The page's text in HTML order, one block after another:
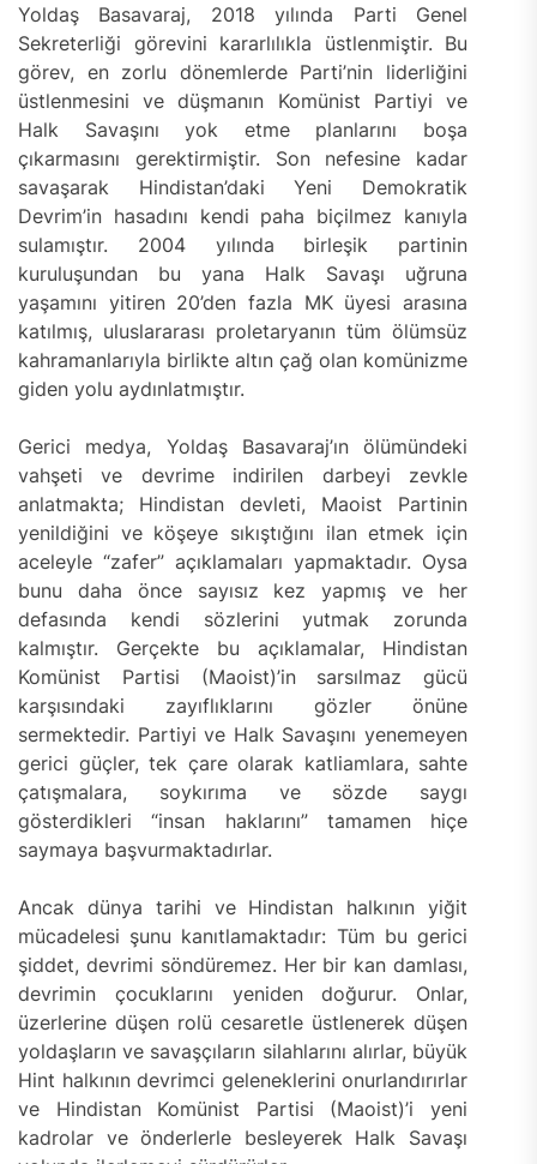
Yoldaş Basavaraj, 2018 yılında Parti Genel
Sekreterliği görevini kararlılıkla üstlenmiştir. Bu
görev, en zorlu dönemlerde Parti’nin liderliğini
üstlenmesini ve düşmanın Komünist Partiyi ve
Halk Savaşını yok etme planlarını boşa
çıkarmasını gerektirmiştir. Son nefesine kadar
savaşarak Hindistan’daki Yeni Demokratik
Devrim’in hasadını kendi paha biçilmez kanıyla
sulamıştır. 2004 yılında birleşik partinin
kuruluşundan bu yana Halk Savaşı uğruna
yaşamını yitiren 20’den fazla MK üyesi arasına
katılmış, uluslararası proletaryanın tüm ölümsüz
kahramanlarıyla birlikte altın çağ olan komünizme
giden yolu aydınlatmıştır.
Gerici medya, Yoldaş Basavaraj’ın ölümündeki
vahşeti ve devrime indirilen darbeyi zevkle
anlatmakta; Hindistan devleti, Maoist Partinin
yenildiğini ve köşeye sıkıştığını ilan etmek için
aceleyle “zafer” açıklamaları yapmaktadır. Oysa
bunu daha önce sayısız kez yapmış ve her
defasında kendi sözlerini yutmak zorunda
kalmıştır. Gerçekte bu açıklamalar, Hindistan
Komünist Partisi (Maoist)’in sarsılmaz gücü
karşısındaki zayıflıklarını gözler önüne
sermektedir. Partiyi ve Halk Savaşını yenemeyen
gerici güçler, tek çare olarak katliamlara, sahte
çatışmalara, soykırıma ve sözde saygı
gösterdikleri “insan haklarını” tamamen hiçe
saymaya başvurmaktadırlar.
Ancak dünya tarihi ve Hindistan halkının yiğit
mücadelesi şunu kanıtlamaktadır: Tüm bu gerici
şiddet, devrimi söndüremez. Her bir kan damlası,
devrimin çocuklarını yeniden doğurur. Onlar,
üzerlerine düşen rolü cesaretle üstlenerek düşen
yoldaşların ve savaşçıların silahlarını alırlar, büyük
Hint halkının devrimci geleneklerini onurlandırırlar
ve Hindistan Komünist Partisi (Maoist)’i yeni
kadrolar ve önderlerle besleyerek Halk Savaşı